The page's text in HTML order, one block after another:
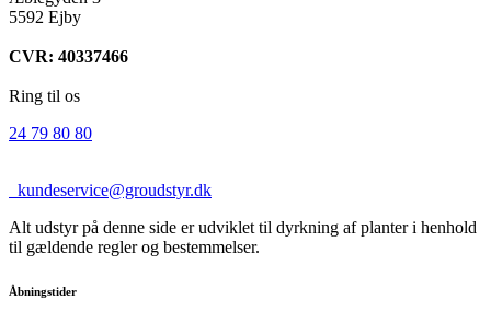
5592 Ejby
CVR: 40337466
Ring til os
24 79 80 80
kundeservice@groudstyr.dk
Alt udstyr på denne side er udviklet til dyrkning af planter i henhold
til gældende regler og bestemmelser.
Åbningstider